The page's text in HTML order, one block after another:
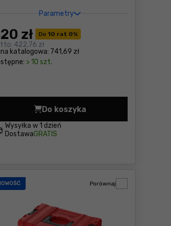
System PRO 2.0 DRAWER 2 TOOLBOX
Parametry
Do 10 rat 0%
katalogowa: 741,69 zł
zł
422,76 zł
> 10 szt.
Wysyłka w 1 dzień
DostawaGRATIS
Do koszyka
Radio sieciowe/
Porównaj